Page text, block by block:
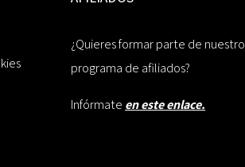
¿Quieres formar parte de nuestro
programa de afiliados?
Infórmate en este enlace.